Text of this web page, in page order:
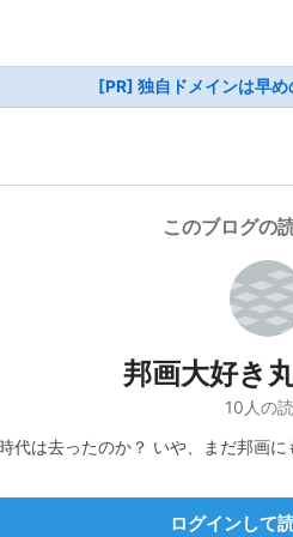
[PR] 独自ドメインは早め
このブログの
邦画大好き
10人の
代は去ったのか？ いや、まだ邦画
ログインして